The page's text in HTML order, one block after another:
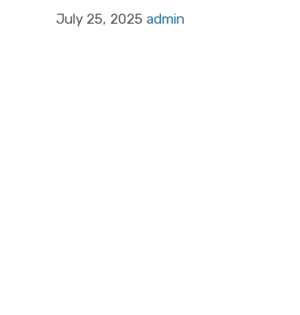
July 25, 2025 admin